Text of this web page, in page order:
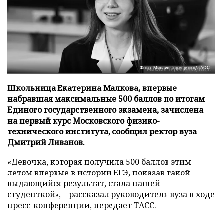
Фото: Михаил Терещенко/ТАСС
Школьница Екатерина Малкова, впервые
набравшая максимальные 500 баллов по итогам
Единого государственного экзамена, зачислена
на первый курс Московского физико-
технического института, сообщил ректор вуза
Дмитрий Ливанов.
«Девочка, которая получила 500 баллов этим
летом впервые в истории ЕГЭ, показав такой
выдающийся результат, стала нашей
студенткой», – рассказал руководитель вуза в ходе
пресс-конференции, передаетТАСС.